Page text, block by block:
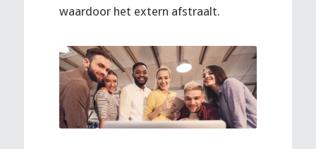
waardoor het extern afstraalt.